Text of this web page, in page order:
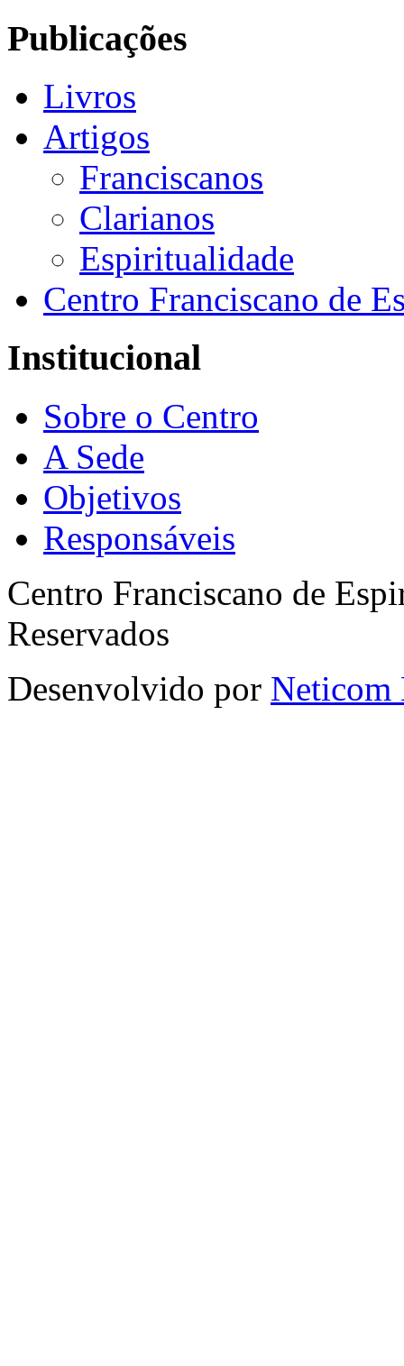
Publicações
Livros
Artigos
Franciscanos
Clarianos
Espiritualidade
Centro Franciscano de
Institucional
Sobre o Centro
A Sede
Objetivos
Responsáveis
Centro Franciscano de
Reservados
Desenvolvido por Neticom